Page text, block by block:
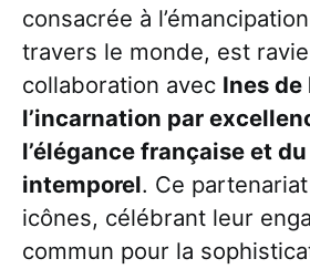
consacrée à
travers le monde, est ravie
collaboration avec Ines de
l’incarnation par
l’élégance française et
intemporel. Ce
icônes, célébrant leur
commun pour la